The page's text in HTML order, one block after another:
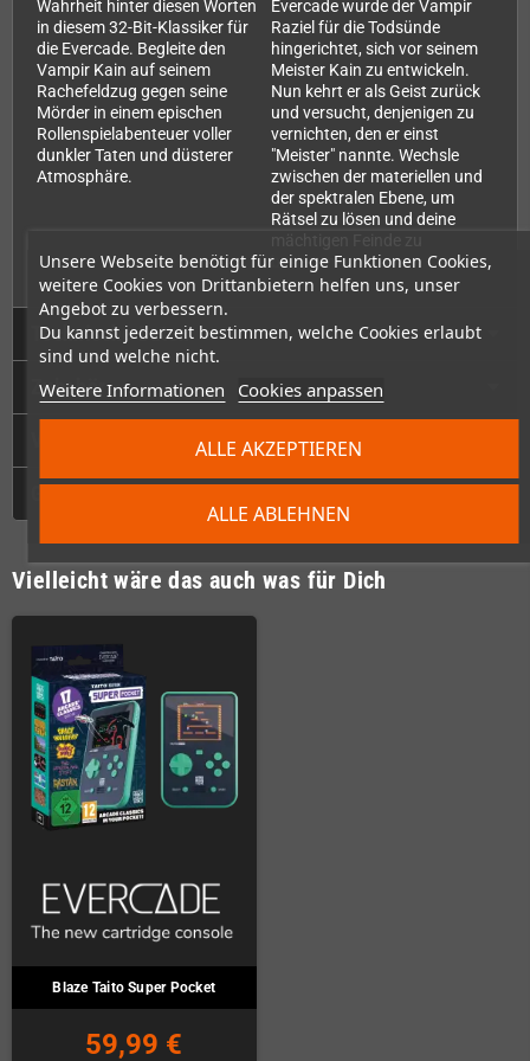
Unsere Webseite benötigt für einige Funktionen Cookies,
weitere Cookies von Drittanbietern helfen uns, unser
Angebot zu verbessern.
Du kannst jederzeit bestimmen, welche Cookies erlaubt
sind und welche nicht.
Weitere Informationen Cookies anpassen
ALLE ABLEHNEN
ALLE AKZEPTIEREN
Wahrheit hinter diesen Worten
in diesem 32-Bit-Klassiker für
die Evercade. Begleite den
Vampir Kain auf seinem
Rachefeldzug gegen seine
Mörder in einem epischen
Rollenspielabenteuer voller
dunkler Taten und düsterer
Atmosphäre.
Evercade wurde der Vampir
Raziel für die Todsünde
hingerichtet, sich vor seinem
Meister Kain zu entwickeln.
Nun kehrt er als Geist zurück
und versucht, denjenigen zu
vernichten, den er einst
"Meister" nannte. Wechsle
zwischen der materiellen und
der spektralen Ebene, um
Rätsel zu lösen und deine
besiegen.
Technische Daten
Zubehör
GPSR
Vielleicht wäre das auch was für Dich
Blaze Taito Super Pocket
59,99 €